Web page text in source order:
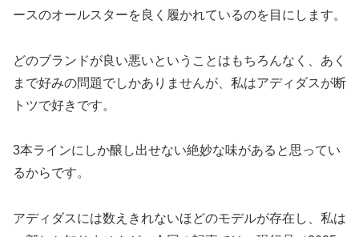
ースのオールスターを良く履かれているのを目にします。
どのブランドが良い悪いということはもちろんなく、あく
まで好みの問題でしかありませんが、私はアディダスが断
トツで好きです。
3本ラインにしか醸し出せない絶妙な味があると思ってい
るからです。
アディダスには数えきれないほどのモデルが存在し、私は